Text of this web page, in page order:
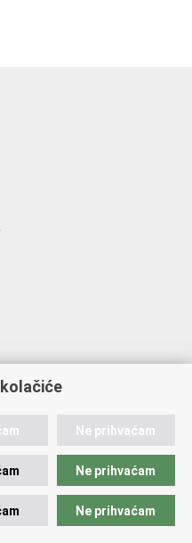
Republiku Hrvatsku
Ne prihvaćam
Ne prihvaćam
Ne prihvaćam